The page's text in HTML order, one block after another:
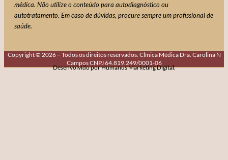
médica. Não utilize o conteúdo para autodiagnóstico ou
autotratamento. Em caso de dúvidas, procure sempre um profissional de
saúde.
Copyright © 2026 – Todos os direitos reservados. Clínica Médica Dra. Carolina N
Campos CNPJ 64.819.249/0001-06
Desenvolvido por Humanus Marketing Digital.